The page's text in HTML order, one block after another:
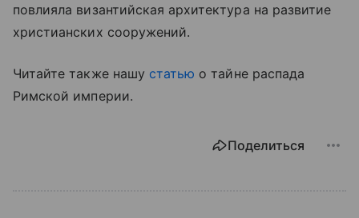
повлияла византийская архитектура на развитие
христианских сооружений.
Читайте также нашу статью о тайне распада
Римской империи.
Поделиться